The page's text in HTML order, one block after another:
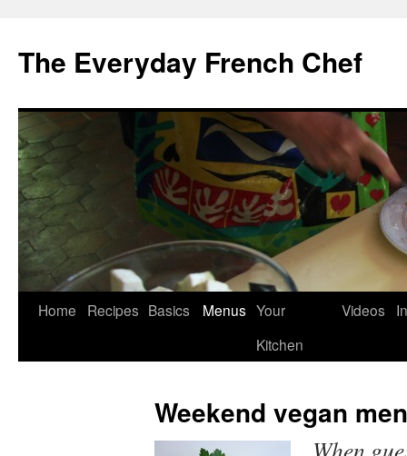
content
The Everyday French Chef
Home Recipes Basics Menus Your
Kitchen
Videos
Weekend vegan
When